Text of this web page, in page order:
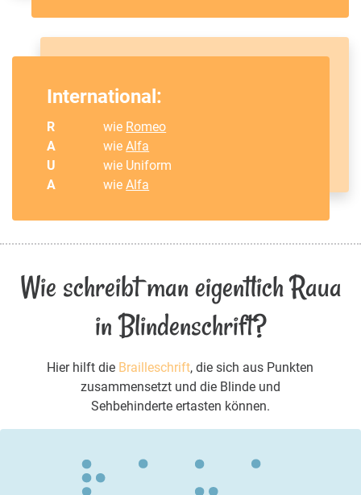
International:
R wie Romeo
A
wieAlfa
U
wie Uniform
A
wieAlfa
Wie schreibt man eigentlich Raua
in Blindenschrift?
Hier hilft die Brailleschrift, die sich aus Punkten
zusammensetzt und die Blinde und
Sehbehinderte ertasten können.